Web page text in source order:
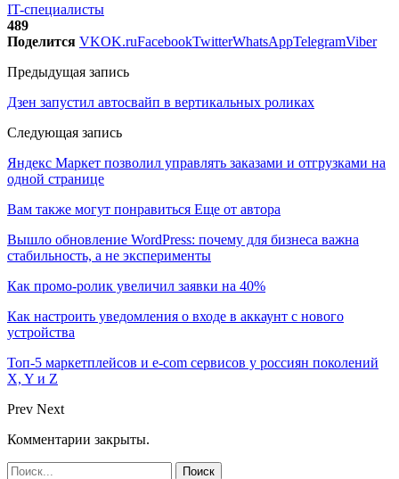
IT-специалисты
489
Поделится VKOK.ruFacebookTwitterWhatsAppTelegramViber
Предыдущая запись
Дзен запустил автосвайп в вертикальных роликах
Следующая запись
Яндекс Маркет позволил управлять заказами и отгрузками на
одной странице
Вам также могут понравиться Еще от автора
Вышло обновление WordPress: почему для бизнеса важна
стабильность, а не эксперименты
Как промо-ролик увеличил заявки на 40%
Как настроить уведомления о входе в аккаунт с нового
устройства
Топ-5 маркетплейсов и e-com сервисов у россиян поколений
X, Y и Z
Prev Next
Комментарии закрыты.